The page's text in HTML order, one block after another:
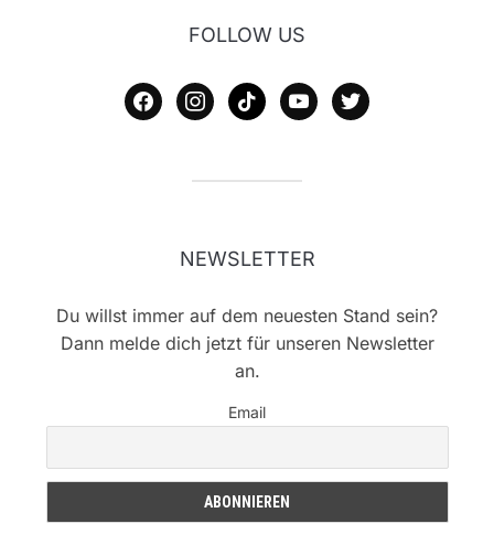
FOLLOW US
facebookinstagram
tiktok youtubetwitter
NEWSLETTER
Du willst immer auf dem neuesten Stand sein?
Dann melde dich jetzt für unseren Newsletter
an.
Email